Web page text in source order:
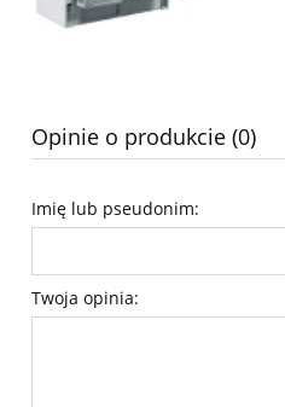
Opinie o produkcie (0)
Imię lub pseudonim:
Twoja opinia: